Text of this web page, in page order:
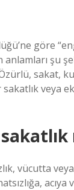
göre
şu
sakat,
veya
vücutta
acıya